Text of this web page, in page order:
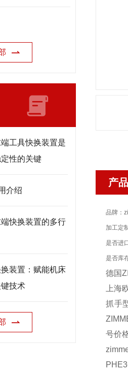
工具快换装置是
性的关键
介绍
端快换装置的多行
装置：赋能机床
技术
产
品牌：
加工定
是否进
是否库
德国
上海
抓手
号价